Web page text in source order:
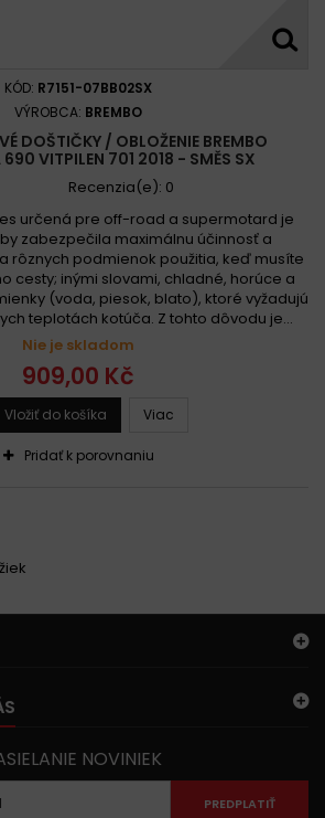
KÓD: R7151-07BB02SX
VÝROBCA: BREMBO
DOŠTIČKY / OBLOŽENIE BREMBO
VITPILEN 701 2018 - SMĚS SX
Recenzia(e): 0
určená pre off-road a supermotard je
zabezpečila maximálnu účinnosť a
rôznych podmienok použitia, keď musíte
cesty; inými slovami, chladné, horúce a
(voda, piesok, blato), ktoré vyžadujú
teplotách kotúča. Z tohto dôvodu je...
Nie je skladom
909,00 Kč
Vložiť do košíka Viac
Pridať k porovnaniu
NOVINIEK
PREDPLATIŤ